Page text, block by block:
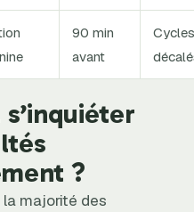
90 min
avant
Cycles
?
majorité des